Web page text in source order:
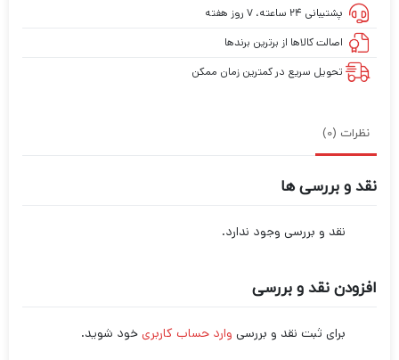
پشتیبانی ۲۴ ساعته، ۷ روز هفته
اصالت کالاها از برترین برندها
تحویل سریع در کمترین زمان ممکن
نظرات (0)
نقد و بررسی ها
نقد و بررسی وجود ندارد.
افزودن نقد و بررسی
برای ثبت نقد و بررسی وارد حساب کاربری خود شوید.